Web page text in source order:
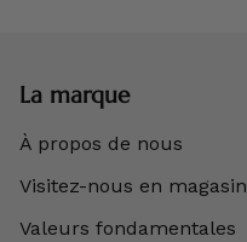
La marque
À propos de nous
Visitez-nous en magasin
Valeurs fondamentales